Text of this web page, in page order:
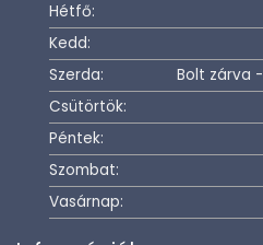
Hétfő:
Kedd:
Szerda:
Bolt zárva
Csütörtök:
Péntek:
Szombat:
Vasárnap: